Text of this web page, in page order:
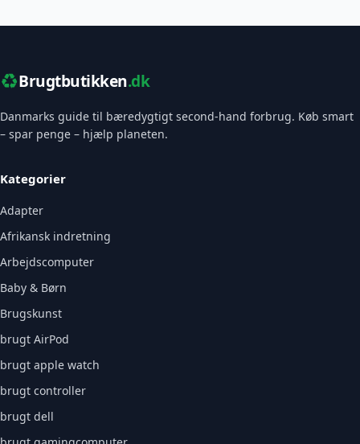
♻️Brugtbutikken.dk
Danmarks guide til bæredygtigt second-hand forbrug. Køb smart
– spar penge – hjælp planeten.
Kategorier
Adapter
Afrikansk indretning
Arbejdscomputer
Baby & Børn
Brugskunst
brugt AirPod
brugt apple watch
brugt controller
brugt dell